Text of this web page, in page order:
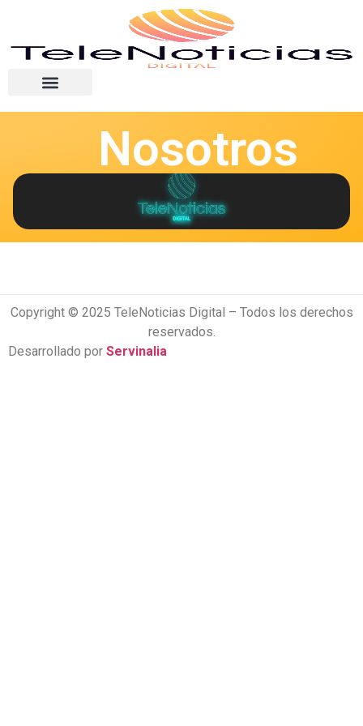
Nosotros
Copyright © 2025 TeleNoticias Digital – Todos los derechos
reservados.
Desarrollado por Servinalia